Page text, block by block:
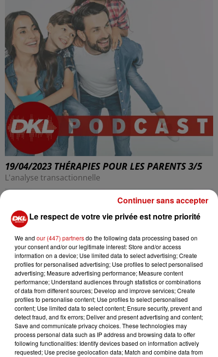
19/04/2023 THÉRAPIES POUR LES PARENTS 3/5
L'analyse transactionnelle
Le respect de votre vie privée est notre priorité
We and our (447) partnersdo the following data processing based on
your consent and/or our legitimate interest: Store and/or access
information on a device; Use limited data to select advertising; Create
profiles for personalised advertising; Use profiles to select personalised
advertising; Measure advertising performance; Measure content
performance; Understand audiences through statistics or combinations
of data from different sources; Develop and improve services; Create
profiles to personalise content; Use profiles to select personalised
content; Use limited data to select content; Ensure security, prevent and
detect fraud, and fix errors; Deliver and present advertising and content;
Save and communicate privacy choices. These technologies may
process personal data such as IP address and browsing data to offer
following functionalities: Identify devices based on information actively
requested; Use precise geolocation data; Match and combine data from
Continuer sans accepter